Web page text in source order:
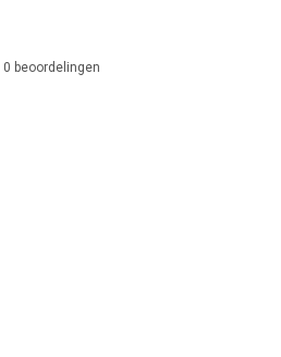
0 beoordelingen